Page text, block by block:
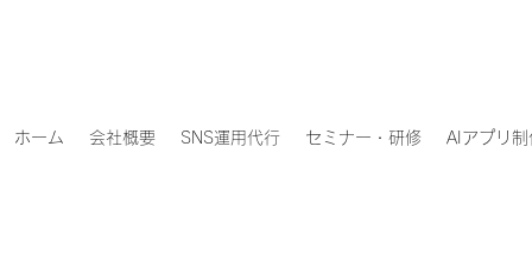
ホーム 会社概要 SNS運用代行 セミナー・研修 AIアプリ制